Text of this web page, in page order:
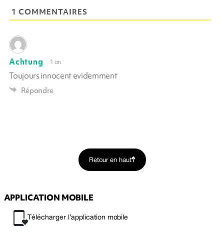
1 COMMENTAIRES
Achtung 1 an
Toujours innocent evidemment
Répondre
Retour en haut
APPLICATION MOBILE
Télécharger l’application mobile